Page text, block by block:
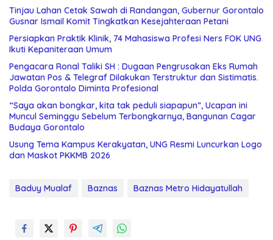
Tinjau Lahan Cetak Sawah di Randangan, Gubernur Gorontalo
Gusnar Ismail Komit Tingkatkan Kesejahteraan Petani
Persiapkan Praktik Klinik, 74 Mahasiswa Profesi Ners FOK UNG
Ikuti Kepaniteraan Umum
Pengacara Ronal Taliki SH : Dugaan Pengrusakan Eks Rumah
Jawatan Pos & Telegraf Dilakukan Terstruktur dan Sistimatis.
Polda Gorontalo Diminta Profesional
“Saya akan bongkar, kita tak peduli siapapun”, Ucapan ini
Muncul Seminggu Sebelum Terbongkarnya, Bangunan Cagar
Budaya Gorontalo
Usung Tema Kampus Kerakyatan, UNG Resmi Luncurkan Logo
dan Maskot PKKMB 2026
Baduy Mualaf Baznas Baznas Metro Hidayatullah